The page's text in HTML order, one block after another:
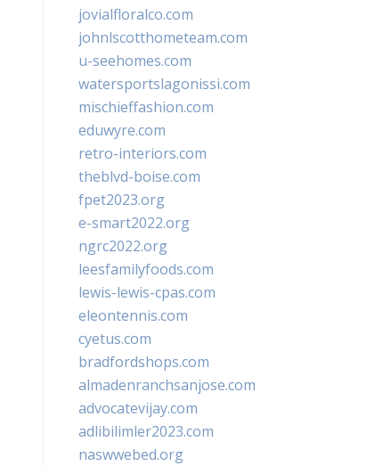
jovialfloralco.com
johnlscotthometeam.com
u-seehomes.com
watersportslagonissi.com
mischieffashion.com
eduwyre.com
retro-interiors.com
theblvd-boise.com
fpet2023.org
e-smart2022.org
ngrc2022.org
leesfamilyfoods.com
lewis-lewis-cpas.com
eleontennis.com
cyetus.com
bradfordshops.com
almadenranchsanjose.com
advocatevijay.com
adlibilimler2023.com
naswwebed.org